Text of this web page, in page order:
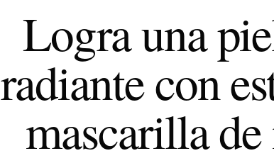
Logra una
radiante con
mascarilla